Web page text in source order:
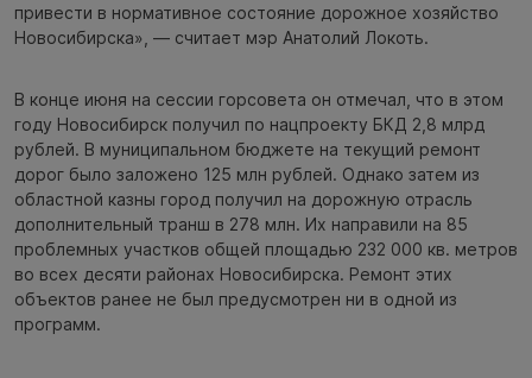
привести в нормативное состояние дорожное хозяйство
Новосибирска», — считает мэр Анатолий Локоть.
В конце июня на сессии горсовета он отмечал, что в этом
году Новосибирск получил по нацпроекту БКД 2,8 млрд
рублей. В муниципальном бюджете на текущий ремонт
дорог было заложено 125 млн рублей. Однако затем из
областной казны город получил на дорожную отрасль
дополнительный транш в 278 млн. Их направили на 85
проблемных участков общей площадью 232 000 кв. метров
во всех десяти районах Новосибирска. Ремонт этих
объектов ранее не был предусмотрен ни в одной из
программ.